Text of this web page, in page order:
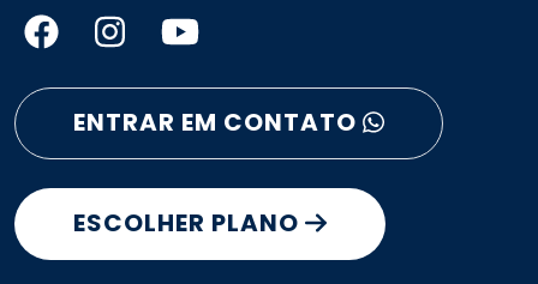
ENTRAR EM CONTATO
ESCOLHER PLANO